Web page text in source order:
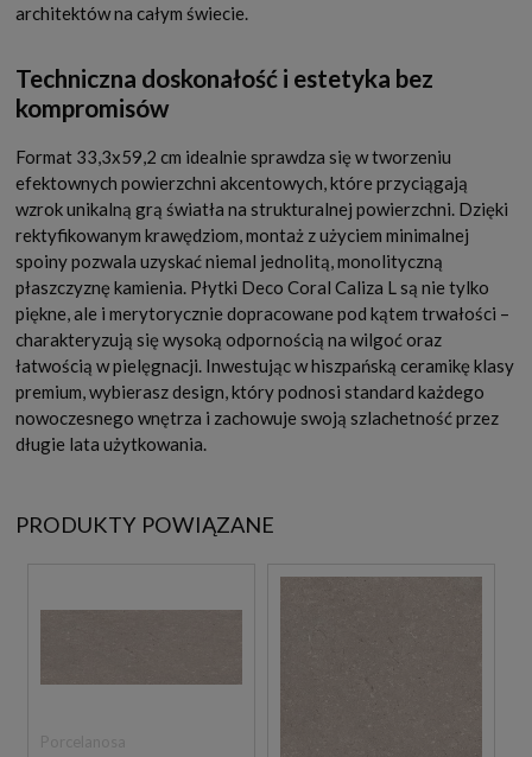
architektów na całym świecie.
Techniczna doskonałość i estetyka bez
kompromisów
Format 33,3x59,2 cm idealnie sprawdza się w tworzeniu
efektownych powierzchni akcentowych, które przyciągają
wzrok unikalną grą światła na strukturalnej powierzchni. Dzięki
rektyfikowanym krawędziom, montaż z użyciem minimalnej
spoiny pozwala uzyskać niemal jednolitą, monolityczną
płaszczyznę kamienia. Płytki Deco Coral Caliza L są nie tylko
piękne, ale i merytorycznie dopracowane pod kątem trwałości –
charakteryzują się wysoką odpornością na wilgoć oraz
łatwością w pielęgnacji. Inwestując w hiszpańską ceramikę klasy
premium, wybierasz design, który podnosi standard każdego
nowoczesnego wnętrza i zachowuje swoją szlachetność przez
długie lata użytkowania.
PRODUKTY POWIĄZANE